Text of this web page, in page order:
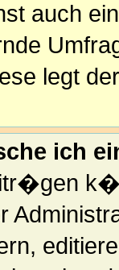
auch
legt
ich